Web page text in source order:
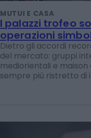
MUTUI E CASA
I palazzi trofeo
operazioni
Dietro gli accordi
del mercato: gruppi
mediorientali e maison
sempre più ristretto di